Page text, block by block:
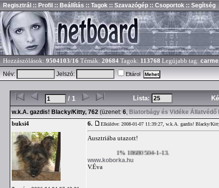
Regisztrál :: Profil :: Beállítás :: Tagok :: Szavazógép :: Csoportok :: Segítség
Hozzászólások: 9504103/16 Témák: 20684 Tagok: 113768 Legújabb tag:
Név:
Jelszó: Eltárol
/ 1 Lista:
w.k.A. gazdis! Blacky/Kitty, 762 (üzenet: 6, Biatorbágy és Vidéke Állatvédő
buksi4 6. Elküldve: 2008-01-07 11:39:27, w.k.A. gazdis! Blacky/
Ausztriába utazott!
1% 18680504-1-13.
www.koborka.hu
V.Éva